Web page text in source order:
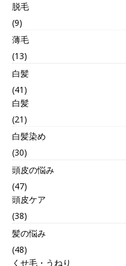
脱毛
(9)
薄毛
(13)
白髪
(41)
白髪
(21)
白髪染め
(30)
頭皮の悩み
(47)
頭皮ケア
(38)
髪の悩み
(48)
くせ毛・うねり